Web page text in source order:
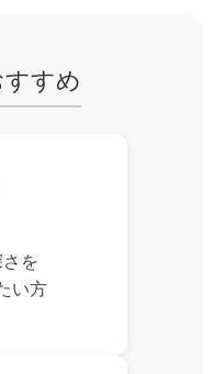
すめ
を
い方